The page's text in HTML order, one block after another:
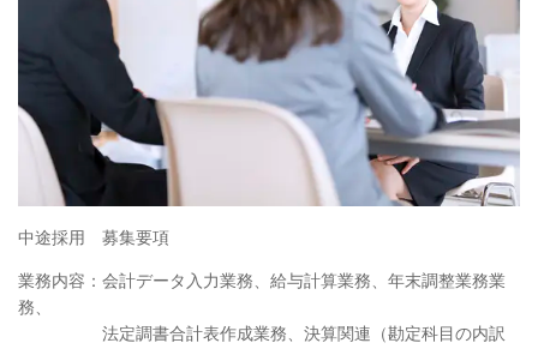
中途採用 募集要項
業務内容：会計データ入力業務、給与計算業務、年末調整業務業
務、
法定調書合計表作成業務、決算関連（勘定科目の内訳